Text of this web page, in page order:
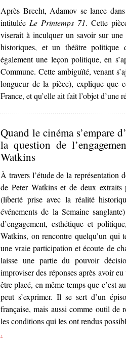
Après Brecht, Adamov se lance
intitulée Le Printemps 71. Cette
viserait à inculquer un savoir sur
historiques, et un théâtre politique
également une leçon politique, en
Commune. Cette ambiguïté, venant
longueur de la pièce), explique que
France, et qu’elle ait fait l’objet d’une
Quand le cinéma s’empare
la question de
Watkins
À travers l’étude de la représentation
de Peter Watkins et de deux
(liberté prise avec la réalité
événements de la Semaine
d’engagement, esthétique et
Watkins, on rencontre quelqu’un qui
une vraie participation et écoute de
laisse une partie du pouvoir
improviser des réponses après avoir
être placé, en même temps que c’est
peut s’exprimer. Il se sert d’un
française, mais aussi comme outil de
les conditions qui les ont rendus
– ‘Quand le cinéma s’empare d’un
.